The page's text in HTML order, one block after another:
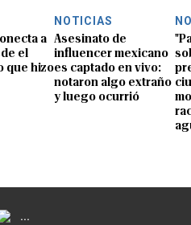
a
el
que hizo
NOTICIAS
Asesinato de
influencer mexicano
es captado en vivo:
notaron algo extraño
y luego ocurrió
...